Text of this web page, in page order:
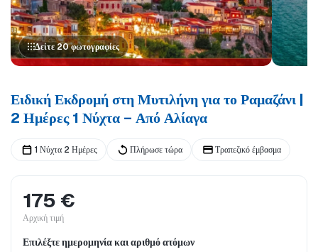
Δείτε 20 φωτογραφίες
Ειδική Εκδρομή στη Μυτιλήνη για το Ραμαζάνι |
2 Ημέρες 1 Νύχτα – Από Αλίαγα
1 Νύχτα 2 Ημέρες Πλήρωσε τώρα Τραπεζικό έμβασμα
175 €
Αρχική τιμή
Επιλέξτε ημερομηνία και αριθμό ατόμων